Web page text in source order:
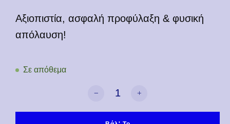
Αξιοπιστία, ασφαλή προφύλαξη & φυσική
απόλαυση!
Σε απόθεμα
Happy Fucking Birthday ποσότητα